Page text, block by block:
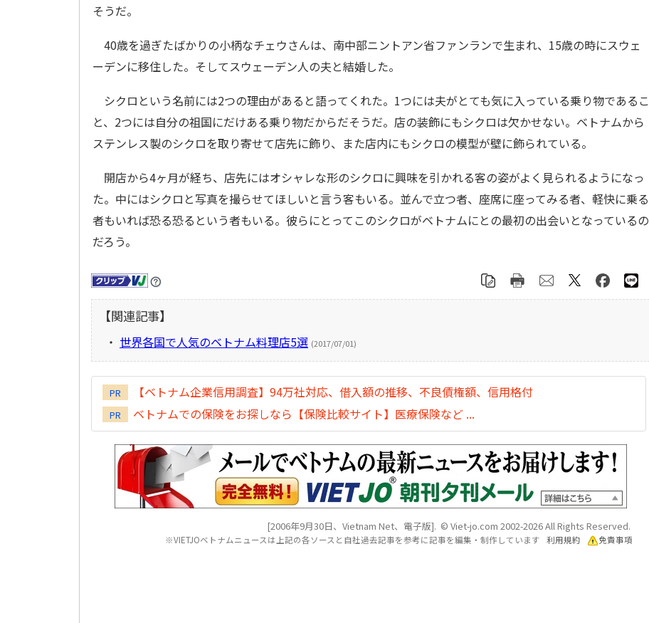
そうだ。
40歳を過ぎたばかりの小柄なチェウさんは、南中部ニントアン省ファンランで生まれ、15歳の時にスウェ
ーデンに移住した。そしてスウェーデン人の夫と結婚した。
シクロという名前には2つの理由があると語ってくれた。1つには夫がとても気に入っている乗り物であるこ
と、2つには自分の祖国にだけある乗り物だからだそうだ。店の装飾にもシクロは欠かせない。ベトナムから
ステンレス製のシクロを取り寄せて店先に飾り、また店内にもシクロの模型が壁に飾られている。
開店から4ヶ月が経ち、店先にはオシャレな形のシクロに興味を引かれる客の姿がよく見られるようになっ
た。中にはシクロと写真を撮らせてほしいと言う客もいる。並んで立つ者、座席に座ってみる者、軽快に乗る
者もいれば恐る恐るという者もいる。彼らにとってこのシクロがベトナムにとの最初の出会いとなっているの
だろう。
【関連記事】
・ 世界各国で人気のベトナム料理店5選 (2017/07/01)
PR 【ベトナム企業信用調査】94万社対応、借入額の推移、不良債権額、信用格付
PR ベトナムでの保険をお探しなら【保険比較サイト】医療保険など ...
[2006年9月30日、Vietnam Net、電子版]. © Viet-jo.com 2002-2026 All Rights Reserved.
※VIETJOベトナムニュースは上記の各ソースと自社過去記事を参考に記事を編集・制作しています 利用規約 免責事項